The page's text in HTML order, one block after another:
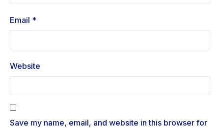
Email *
Website
Save my name, email, and website in this browser for